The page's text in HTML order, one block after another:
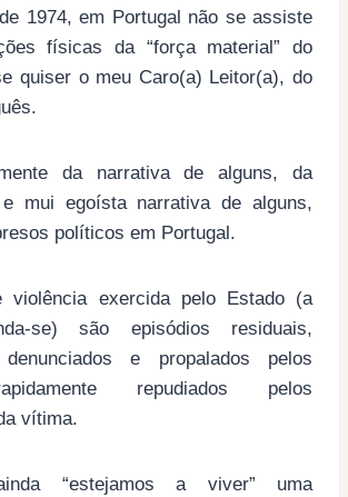
1974, em Portugal não se assiste
físicas da “força material” do
quiser o meu Caro(a) Leitor(a), do
da narrativa de alguns, da
e mui egoísta narrativa de alguns,
políticos em Portugal.
violência exercida pelo Estado (a
se) são episódios residuais,
denunciados e propalados pelos
repudiados pelos
vítima.
“estejamos a viver” uma